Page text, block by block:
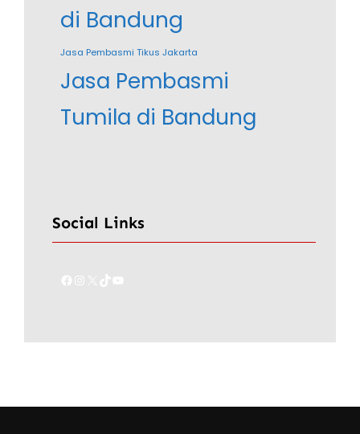
di Bandung
Jasa Pembasmi Tikus Jakarta
Jasa Pembasmi
Tumila di Bandung
Social Links
Facebook Instagram TikTok YouTube